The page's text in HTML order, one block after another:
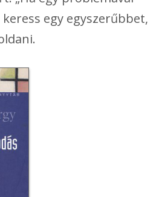
egy egyszerűbbet,